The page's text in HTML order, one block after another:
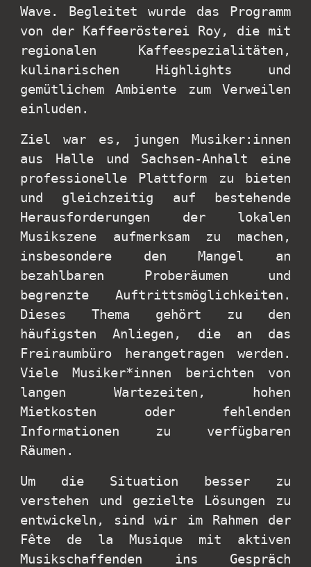
Wave. Begleitet wurde das Programm
von der Kaffeerösterei Roy, die mit
regionalen Kaffeespezialitäten,
kulinarischen Highlights und
gemütlichem Ambiente zum Verweilen
einluden.
Ziel war es, jungen Musiker:innen
aus Halle und Sachsen-Anhalt eine
professionelle Plattform zu bieten
und gleichzeitig auf bestehende
Herausforderungen der lokalen
Musikszene aufmerksam zu machen,
insbesondere den Mangel an
bezahlbaren Proberäumen und
begrenzte Auftrittsmöglichkeiten.
Dieses Thema gehört zu den
häufigsten Anliegen, die an das
Freiraumbüro herangetragen werden.
Viele Musiker*innen berichten von
langen Wartezeiten, hohen
Mietkosten oder fehlenden
Informationen zu verfügbaren
Räumen.
Um die Situation besser zu
verstehen und gezielte Lösungen zu
entwickeln, sind wir im Rahmen der
Fête de la Musique mit aktiven
Musikschaffenden ins Gespräch